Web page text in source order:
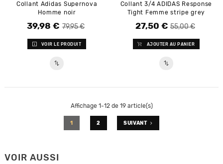
Collant Adidas Supernova
Homme noir
Prix de base79,95 €
Prix
39,98 €
VOIR LE PRODUIT
Collant 3/4 ADIDAS Response
Tight Femme stripe grey
Prix de base55,00 €
Prix
27,50 €
AJOUTER AU PANIER
Affichage 1-12 de 19 article(s)
1 2 SUIVANT
VOIR AUSSI